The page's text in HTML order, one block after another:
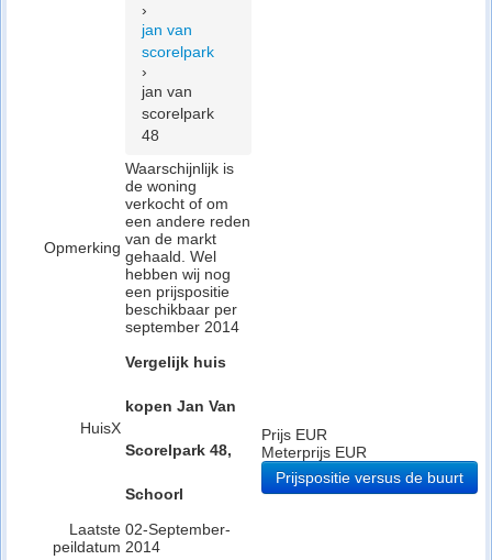
›
jan van
scorelpark
›
jan van
scorelpark
48
Opmerking
Waarschijnlijk is
de woning
verkocht of om
een andere reden
van de markt
gehaald. Wel
hebben wij nog
een prijspositie
beschikbaar per
september 2014
HuisX
Vergelijk huis
kopen Jan Van
Scorelpark 48,
Schoorl
Laatste
peildatum
02-September-
2014
Prijs EUR
Meterprijs EUR
Prijspositie versus de buurt